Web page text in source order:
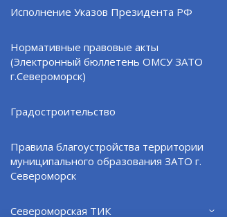
Исполнение Указов Президента РФ
Нормативные правовые акты
(Электронный бюллетень ОМСУ ЗАТО
г.Североморск)
Градостроительство
Правила благоустройства территории
муниципального образования ЗАТО г.
Североморск
Североморская ТИК
Официальный сайт ОМСУ
образования ЗАТО
При полном или частичном
ресурс обязательна.
Если Вы обнаружили на странице
курсором слово или фразу и